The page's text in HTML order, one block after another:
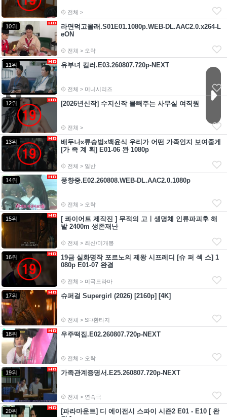
전체 >
10위
라면먹고올래.S01E01.1080p.WEB-DL.AAC2.0.x264-L
eON
전체 > 오락
11위 유부녀 킬러.E03.260807.720p-NEXT
전체 > 미니시리즈
12위 [2026년신작] 수지신작 물빼주는 사무실 여직원
전체 >
13위
배두나x류승범x백윤식 우리가 어떤 가족인지 보여줄게
[가 족 계 획] E01-06 완 1080p
전체 > 일반
14위 풍향중.E02.260808.WEB-DL.AAC2.0.1080p
전체 > 오락
15위
[ 콰이어트 제작진 ] 무적의 고ㅣ생명체 인류파괴후 해
발 2400m 생존재난
전체 > 최신/미개봉
16위
19금 실화명작 포르노의 제왕 시프레디 [슈 퍼 섹 스] 1
080p E01-07 완결
전체 > 미국드라마
17위 슈퍼걸 Supergirl (2026) [2160p] [4K]
전체 > SF/환타지
18위 우주떡집.E02.260807.720p-NEXT
전체 > 오락
19위 가족관계증명서.E25.260807.720p-NEXT
전체 > 연속극
20위
[파라마운트] 디 에이전시 스파이 시즌2 E01 - E10 [ 완